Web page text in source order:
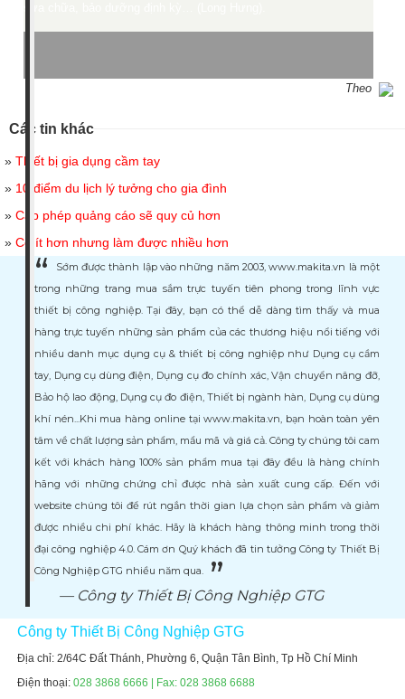
Theo
Các tin khác
» Thiết bị gia dụng cầm tay
» 10 điểm du lịch lý tưởng cho gia đình
» Cấp phép quảng cáo sẽ quy củ hơn
» Có ít hơn nhưng làm được nhiều hơn
Sớm được thành lập vào những năm 2003, www.makita.vn là một
trong những trang mua sắm trực tuyến tiên phong trong lĩnh vực
thiết bị công nghiệp. Tại đây, bạn có thể dễ dàng tìm thấy và mua
hàng trực tuyến những sản phẩm của các thương hiệu nổi tiếng với
nhiều danh mục dụng cụ & thiết bị công nghiệp như Dụng cụ cầm
tay, Dụng cụ dùng điện, Dụng cụ đo chính xác, Vận chuyển nâng đỡ,
Bảo hộ lao động, Dụng cụ đo điện, Thiết bị ngành hàn, Dụng cụ dùng
khí nén...Khi mua hàng online tại www.makita.vn, bạn hoàn toàn yên
tâm về chất lượng sản phẩm, mẩu mã và giá cả. Công ty chúng tôi cam
kết với khách hàng 100% sản phẩm mua tại đây đều là hàng chính
hãng với những chứng chỉ được nhà sản xuất cung cấp. Đến với
website chúng tôi để rút ngắn thời gian lựa chọn sản phẩm và giảm
được nhiều chi phí khác. Hãy là khách hàng thông minh trong thời
đại công nghiệp 4.0. Cám ơn Quý khách đã tin tưởng Công ty Thiết Bị
Công Nghiệp GTG nhiều năm qua.
Công ty Thiết Bị Công Nghiệp GTG
Công ty Thiết Bị Công Nghiệp GTG
Địa chỉ: 2/64C Đất Thánh, Phường 6, Quận Tân Bình, Tp Hồ Chí Minh
Điện thoại:028 3868 6666 | Fax: 028 3868 6688